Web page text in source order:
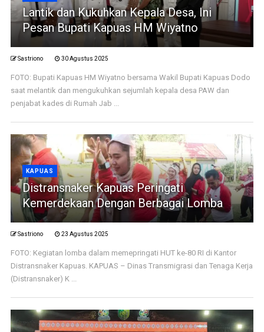
Lantik dan Kukuhkan Kepala Desa, Ini
Pesan Bupati Kapuas HM Wiyatno
Sastriono 30 Agustus 2025
FOTO: Bupati Kapuas HM Wiyatno bersama Wakil Bupati Kapuas Dodo
saat melantik dan mengukuhkan sejumlah kepala desa PAW dan
penjabat kades di Rumah Jab ...
KAPUAS
Distransnaker Kapuas Peringati
Kemerdekaan Dengan Berbagai Lomba
Sastriono 23 Agustus 2025
FOTO: Kegiatan lomba dalam memepringati HUT ke-80 RI di Kantor
Distransnaker Kapuas. KAPUAS – Dinas Transmigrasi dan Tenaga Kerja
(Distransnaker) K ...